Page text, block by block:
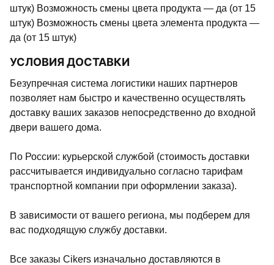
штук) Возможность смены цвета продукта — да (от 15
штук) Возможность смены цвета элемента продукта —
да (от 15 штук)
УСЛОВИЯ ДОСТАВКИ
Безупречная система логистики наших партнеров
позволяет нам быстро и качественно осуществлять
доставку ваших заказов непосредственно до входной
двери вашего дома.
По России: курьерской службой (стоимость доставки
рассчитывается индивидуально согласно тарифам
транспортной компании при оформлении заказа).
В зависимости от вашего региона, мы подберем для
вас подходящую службу доставки.
Все заказы Cikers изначально доставляются в